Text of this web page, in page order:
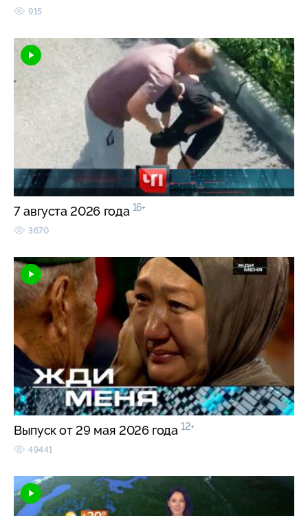
915
7 августа 2026 года 16+
3670
Выпуск от 29 мая 2026 года 12+
49441